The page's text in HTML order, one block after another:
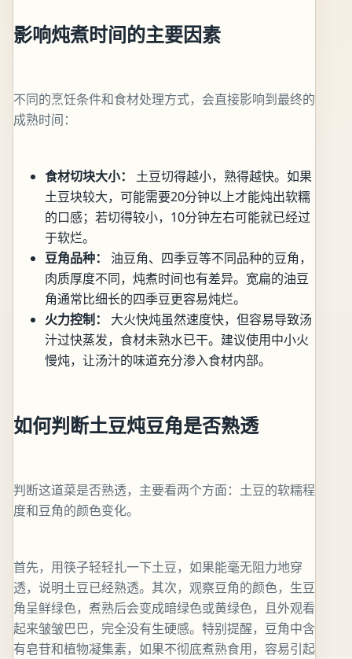
影响炖煮时间的主要因素
不同的烹饪条件和食材处理方式，会直接影响到最终的
成熟时间：
食材切块大小：
土豆切得越小，熟得越快。如果
土豆块较大，可能需要20分钟以上才能炖出软糯
的口感；若切得较小，10分钟左右可能就已经过
于软烂。
豆角品种：
油豆角、四季豆等不同品种的豆角，
肉质厚度不同，炖煮时间也有差异。宽扁的油豆
角通常比细长的四季豆更容易炖烂。
火力控制：
大火快炖虽然速度快，但容易导致汤
汁过快蒸发，食材未熟水已干。建议使用中小火
慢炖，让汤汁的味道充分渗入食材内部。
如何判断土豆炖豆角是否熟透
判断这道菜是否熟透，主要看两个方面：土豆的软糯程
度和豆角的颜色变化。
首先，用筷子轻轻扎一下土豆，如果能毫无阻力地穿
透，说明土豆已经熟透。其次，观察豆角的颜色，生豆
角呈鲜绿色，煮熟后会变成暗绿色或黄绿色，且外观看
起来皱皱巴巴，完全没有生硬感。特别提醒，豆角中含
有皂苷和植物凝集素，如果不彻底煮熟食用，容易引起